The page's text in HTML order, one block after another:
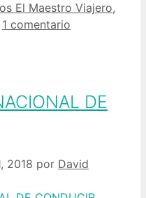
El Maestro Viajero,
1 comentario
DE
2018 por David